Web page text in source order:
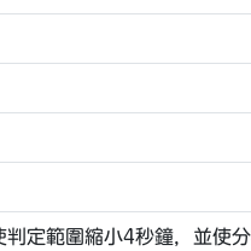
定範圍縮小4秒鐘，並使